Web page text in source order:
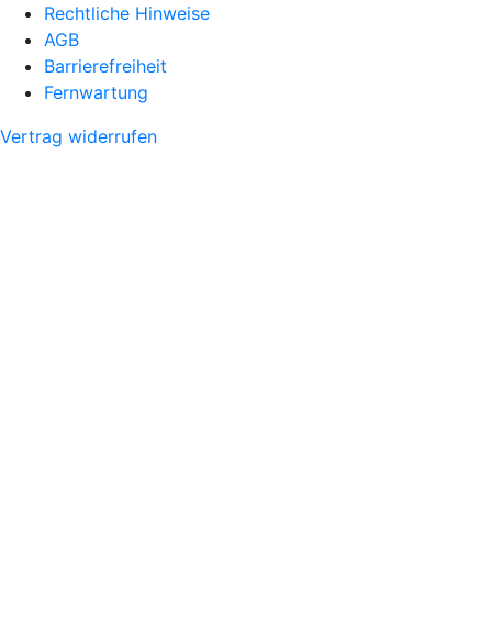
Rechtliche Hinweise
AGB
Barrierefreiheit
Fernwartung
Vertrag widerrufen